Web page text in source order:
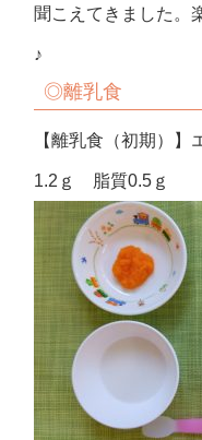
聞こえてきました。
♪
◎離乳食
【離乳食（初期）
1.2ｇ 脂質0.5ｇ